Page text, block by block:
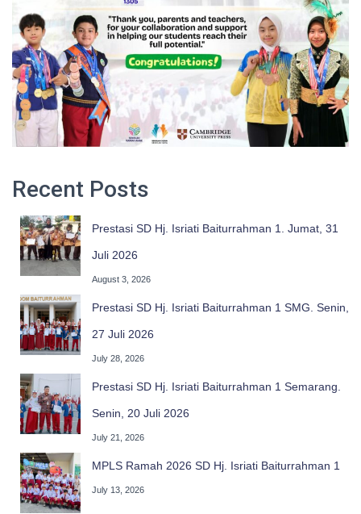
Recent Posts
Prestasi SD Hj. Isriati Baiturrahman 1. Jumat, 31
Juli 2026
August 3, 2026
Prestasi SD Hj. Isriati Baiturrahman 1 SMG. Senin,
27 Juli 2026
July 28, 2026
Prestasi SD Hj. Isriati Baiturrahman 1 Semarang.
Senin, 20 Juli 2026
July 21, 2026
MPLS Ramah 2026 SD Hj. Isriati Baiturrahman 1
July 13, 2026